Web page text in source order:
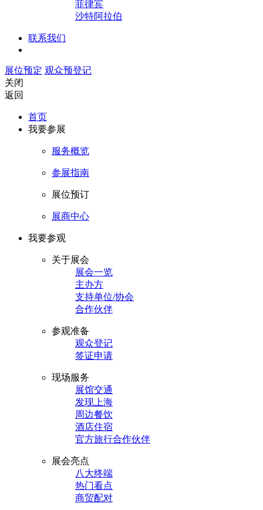
菲律宾
沙特阿拉伯
联系我们
展位预定 观众预登记
关闭
返回
首页
我要参展
服务概览
参展指南
展位预订
展商中心
我要参观
关于展会
展会一览
主办方
支持单位/协会
合作伙伴
参观准备
观众登记
签证申请
现场服务
展馆交通
发现上海
周边餐饮
酒店住宿
官方旅行合作伙伴
展会亮点
八大终端
热门看点
商贸配对